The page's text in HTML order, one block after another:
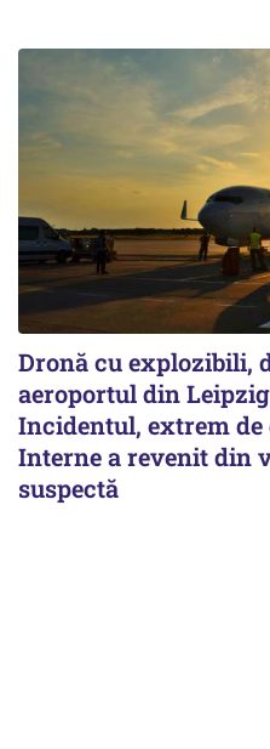
Dronă cu explozibili,
aeroportul din
Incidentul, extrem
Interne a revenit din
suspectă